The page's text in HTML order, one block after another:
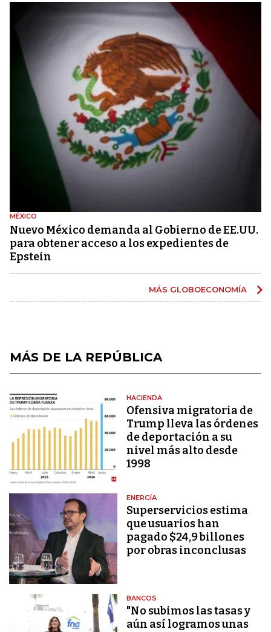
MÉXICO
Nuevo México demanda al Gobierno de EE.UU.
para obtener acceso a los expedientes de
Epstein
MÁS GLOBOECONOMÍA
MÁS DE LA REPÚBLICA
HACIENDA
Ofensiva migratoria de
Trump lleva las órdenes
de deportación a su
nivel más alto desde
1998
ENERGÍA
Superservicios estima
que usuarios han
pagado $24,9 billones
por obras inconclusas
BANCOS
"No subimos las tasas y
aún así logramos unas